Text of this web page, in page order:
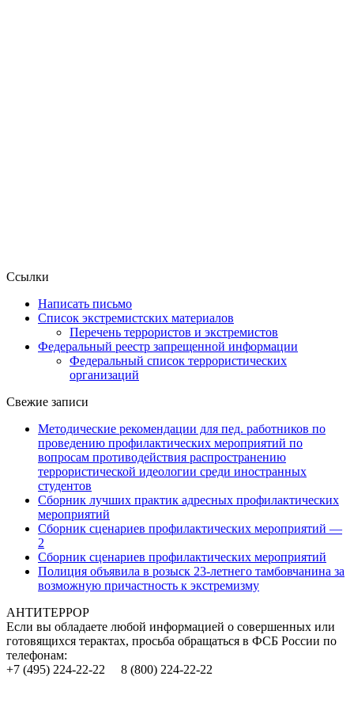
Ссылки
Написать письмо
Список экстремистских материалов
Перечень террористов и экстремистов
Федеральный реестр запрещенной информации
Федеральный список террористических
организаций
Свежие записи
Методические рекомендации для пед. работников по
проведению профилактических мероприятий по
вопросам противодействия распространению
террористической идеологии среди иностранных
студентов
Сборник лучших практик адресных профилактических
мероприятий
Сборник сценариев профилактических мероприятий —
2
Сборник сценариев профилактических мероприятий
Полиция объявила в розыск 23-летнего тамбовчанина за
возможную причастность к экстремизму
АНТИТЕРРОР
Если вы обладаете любой информацией о совершенных или
готовящихся терактах, просьба обращаться в ФСБ России по
телефонам:
+7 (495) 224-22-22 8 (800) 224-22-22